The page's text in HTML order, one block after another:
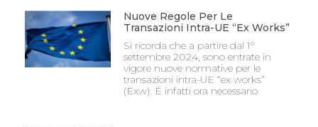
Nuove Regole Per Le
Transazioni Intra-UE “Ex Works”
Si ricorda che a partire dal 1°
settembre 2024, sono entrate in
vigore nuove normative per le
transazioni intra-UE “ex works”
(Exw). È infatti ora necessario